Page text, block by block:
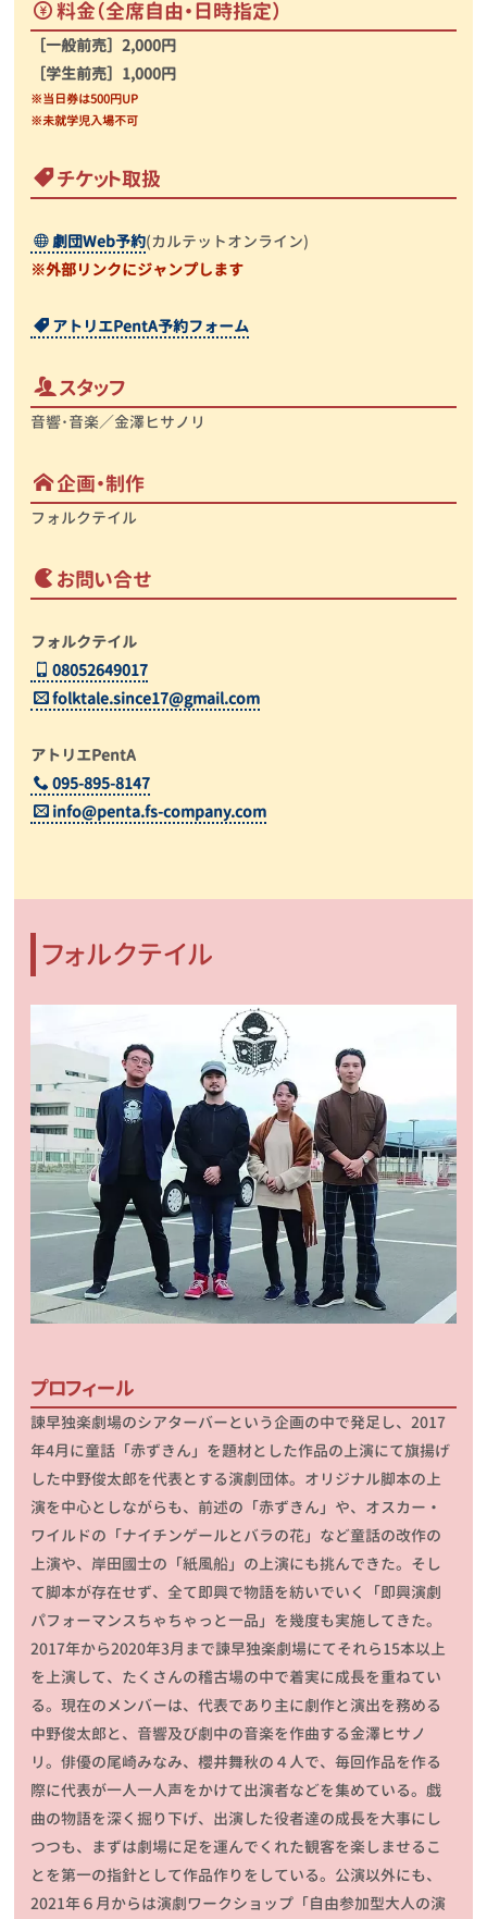
料金（全席自由・日時指定）
［一般前売］2,000円
［学生前売］1,000円
※当日券は500円UP
※未就学児入場不可
チケット取扱
劇団Web予約(カルテットオンライン)
※外部リンクにジャンプします
アトリエPentA予約フォーム
スタッフ
音響･音楽／金澤ヒサノリ
企画・制作
フォルクテイル
お問い合せ
フォルクテイル
08052649017
folktale.since17@gmail.com
アトリエPentA
095-895-8147
info@penta.fs-company.com
フォルクテイル
プロフィール
諫早独楽劇場のシアターバーという企画の中で発足し、2017
年4月に童話「赤ずきん」を題材とした作品の上演にて旗揚げ
した中野俊太郎を代表とする演劇団体。オリジナル脚本の上
演を中心としながらも、前述の「赤ずきん」や、オスカー・
ワイルドの「ナイチンゲールとバラの花」など童話の改作の
上演や、岸田國士の「紙風船」の上演にも挑んできた。そし
て脚本が存在せず、全て即興で物語を紡いでいく「即興演劇
パフォーマンスちゃちゃっと一品」を幾度も実施してきた。
2017年から2020年3月まで諫早独楽劇場にてそれら15本以上
を上演して、たくさんの稽古場の中で着実に成長を重ねてい
る。現在のメンバーは、代表であり主に劇作と演出を務める
中野俊太郎と、音響及び劇中の音楽を作曲する金澤ヒサノ
リ。俳優の尾崎みなみ、櫻井舞秋の４人で、毎回作品を作る
際に代表が一人一人声をかけて出演者などを集めている。戯
曲の物語を深く掘り下げ、出演した役者達の成長を大事にし
つつも、まずは劇場に足を運んでくれた観客を楽しませるこ
とを第一の指針として作品作りをしている。公演以外にも、
2021年６月からは演劇ワークショップ「自由参加型大人の演